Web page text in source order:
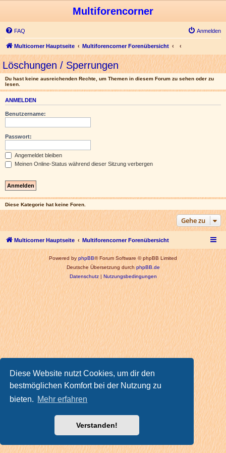
Diese Website nutzt Cookies, um dir den
bestmöglichen Komfort bei der Nutzung zu
bieten. Mehr erfahren
Verstanden!
Multiforencorner
FAQ Anmelden
Multicorner Hauptseite Multiforencorner Forenübersicht
Löschungen / Sperrungen
Du hast keine ausreichenden Rechte, um Themen in diesem Forum zu sehen oder zu
lesen.
ANMELDEN
Benutzername:
Passwort:
Angemeldet bleiben
Meinen Online-Status während dieser Sitzung verbergen
Diese Kategorie hat keine Foren.
Gehe zu
Multicorner Hauptseite Multiforencorner Forenübersicht
Powered byphpBB® Forum Software © phpBB Limited
Deutsche Übersetzung durchphpBB.de
Datenschutz|Nutzungsbedingungen